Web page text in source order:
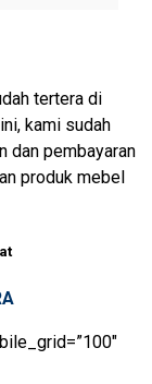
tertera di
kami sudah
dan pembayaran
produk mebel